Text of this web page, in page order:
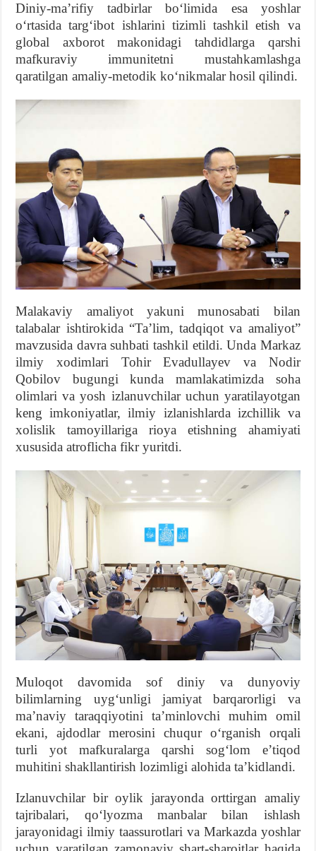
Diniy-maʼrifiy tadbirlar boʻlimida esa yoshlar
oʻrtasida targʻibot ishlarini tizimli tashkil etish va
global axborot makonidagi tahdidlarga qarshi
mafkuraviy immunitetni mustahkamlashga
qaratilgan amaliy-metodik koʻnikmalar hosil qilindi.
Malakaviy amaliyot yakuni munosabati bilan
talabalar ishtirokida “Taʼlim, tadqiqot va amaliyot”
mavzusida davra suhbati tashkil etildi. Unda Markaz
ilmiy xodimlari Tohir Evadullayev va Nodir
Qobilov bugungi kunda mamlakatimizda soha
olimlari va yosh izlanuvchilar uchun yaratilayotgan
keng imkoniyatlar, ilmiy izlanishlarda izchillik va
xolislik tamoyillariga rioya etishning ahamiyati
xususida atroflicha fikr yuritdi.
Muloqot davomida sof diniy va dunyoviy
bilimlarning uygʻunligi jamiyat barqarorligi va
maʼnaviy taraqqiyotini taʼminlovchi muhim omil
ekani, ajdodlar merosini chuqur oʻrganish orqali
turli yot mafkuralarga qarshi sogʻlom eʼtiqod
muhitini shakllantirish lozimligi alohida taʼkidlandi.
Izlanuvchilar bir oylik jarayonda orttirgan amaliy
tajribalari, qoʻlyozma manbalar bilan ishlash
jarayonidagi ilmiy taassurotlari va Markazda yoshlar